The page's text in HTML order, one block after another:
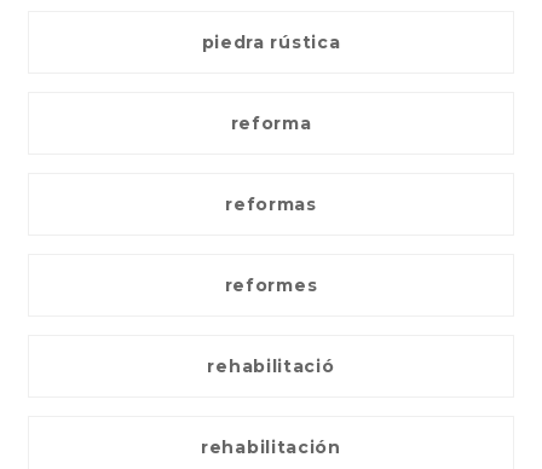
piedra rústica
reforma
reformas
reformes
rehabilitació
rehabilitación